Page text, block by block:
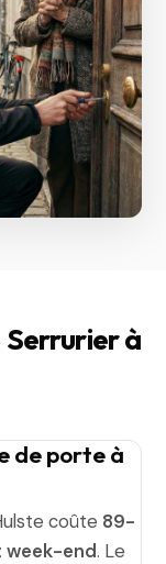
à
de porte à
coûte 89-
week-end. Le